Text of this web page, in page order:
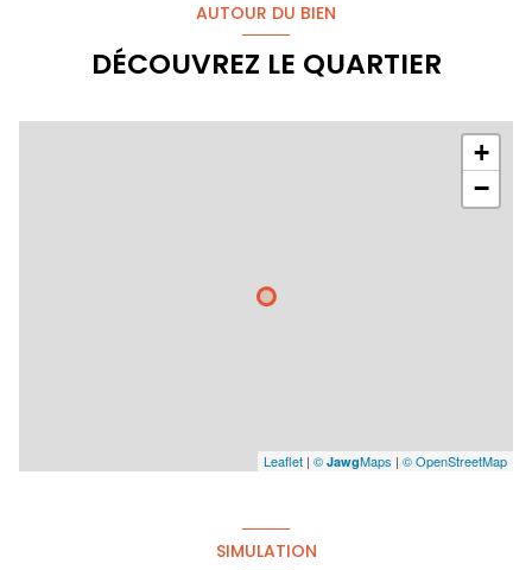
AUTOUR DU BIEN
DÉCOUVREZ LE QUARTIER
+
−
Leaflet | © JawgMaps | © OpenStreetMap
SIMULATION